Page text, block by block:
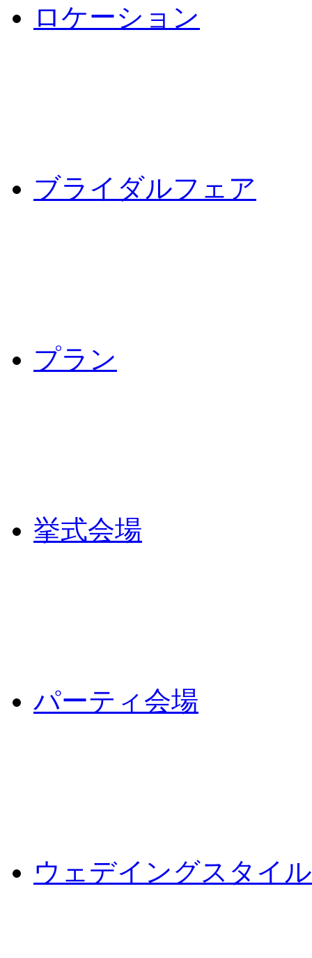
ロケーション
ブライダルフェア
プラン
挙式会場
パーティ会場
ウェデイングスタイル